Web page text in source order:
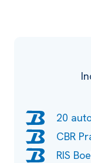
20
CBR
RIS